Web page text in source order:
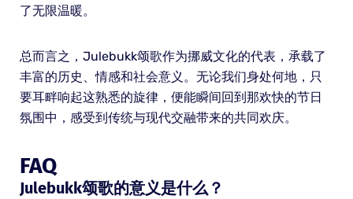
了无限温暖。
总而言之，Julebukk颂歌作为挪威文化的代表，承载了
丰富的历史、情感和社会意义。无论我们身处何地，只
要耳畔响起这熟悉的旋律，便能瞬间回到那欢快的节日
氛围中，感受到传统与现代交融带来的共同欢庆。
FAQ
Julebukk颂歌的意义是什么？